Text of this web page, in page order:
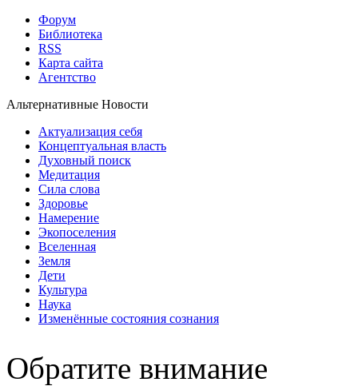
Форум
Библиотека
RSS
Карта сайта
Агентство
Альтернативные Новости
Актуализация себя
Концептуальная власть
Духовный поиск
Медитация
Сила слова
Здоровье
Намерение
Экопоселения
Вселенная
Земля
Дети
Культура
Наука
Изменённые состояния сознания
Обратите внимание